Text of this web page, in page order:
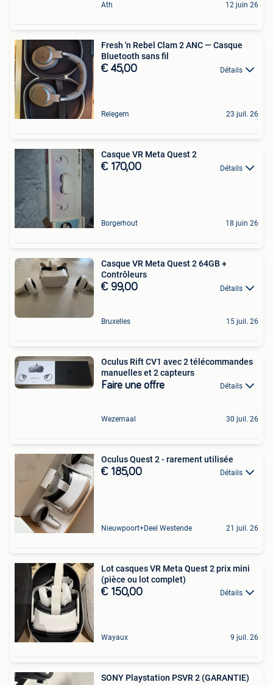
Ath 12 juin 26
Fresh 'n Rebel Clam 2 ANC — Casque
Bluetooth sans fil
€ 45,00 Détails
Relegem 23 juil. 26
Casque VR Meta Quest 2
€ 170,00 Détails
Borgerhout 18 juin 26
Casque VR Meta Quest 2 64GB +
Contrôleurs
€ 99,00 Détails
Bruxelles 15 juil. 26
Oculus Rift CV1 avec 2 télécommandes
manuelles et 2 capteurs
Faire une offre Détails
Wezemaal 30 juil. 26
Oculus Quest 2 - rarement utilisée
€ 185,00 Détails
Nieuwpoort+Deel Westende 21 juil. 26
Lot casques VR Meta Quest 2 prix mini
(pièce ou lot complet)
€ 150,00 Détails
Wayaux 9 juil. 26
SONY Playstation PSVR 2 (GARANTIE)